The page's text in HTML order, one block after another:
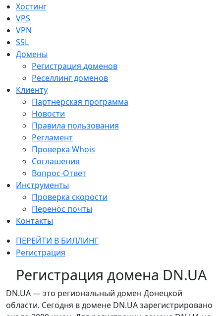
Хостинг
VPS
VPN
SSL
Домены
Регистрация доменов
Реселлинг доменов
Клиенту
Партнерская программа
Новости
Правила пользования
Регламент
Проверка Whois
Соглашения
Вопрос-Ответ
Инструменты
Проверка скорости
Перенос почты
Контакты
ПЕРЕЙТИ В БИЛЛИНГ
Регистрация
Регистрация домена DN.UA
DN.UA — это региональный домен Донецкой
области. Сегодня в домене DN.UA зарегистрировано